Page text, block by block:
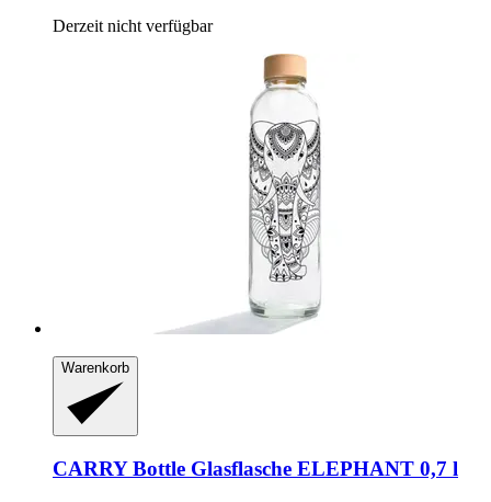
Derzeit nicht verfügbar
Warenkorb
CARRY Bottle Glasflasche ELEPHANT 0,7 l